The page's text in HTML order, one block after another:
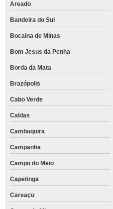
Areado
Bandeira do Sul
Bocaina de Minas
Bom Jesus da Penha
Borda da Mata
Brazópolis
Cabo Verde
Caldas
Cambuquira
Campanha
Campo do Meio
Capetinga
Careaçu